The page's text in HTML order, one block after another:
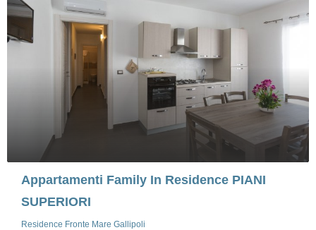
Appartamenti Family In Residence PIANI
SUPERIORI
Residence Fronte Mare Gallipoli